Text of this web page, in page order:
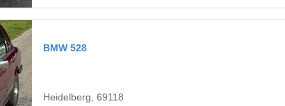
BMW 528
Heidelberg, 69118